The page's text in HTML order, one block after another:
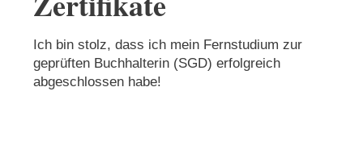
Ich bin stolz, dass ich mein Fernstudium zur
geprüften Buchhalterin (SGD) erfolgreich
abgeschlossen habe!